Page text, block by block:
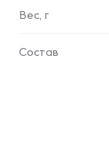
к качеству
оставлять
Вес, г
Состав